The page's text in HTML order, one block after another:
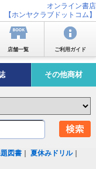
オンライン書店
【ホンヤクラブドットコム】
店舗一覧 ご利用ガイド
その他商材
図書 ｜夏休みドリル｜